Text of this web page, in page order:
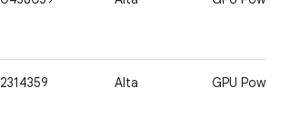
Alta GPU